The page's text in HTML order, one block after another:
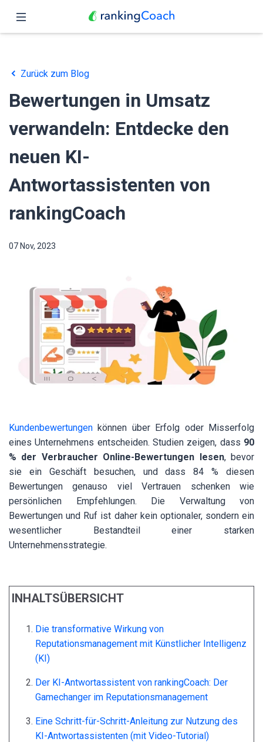
Funktionen
Preise
Partner
Blog
Deutsch
Zurück zum Blog
Bewertungen in Umsatz
verwandeln: Entdecke den
neuen KI-
Antwortassistenten von
rankingCoach
07 Nov, 2023
Kundenbewertungen können über Erfolg oder Misserfolg
eines Unternehmens entscheiden. Studien zeigen, dass 90
% der Verbraucher Online-Bewertungen lesen, bevor
sie ein Geschäft besuchen, und dass 84 % diesen
Bewertungen genauso viel Vertrauen schenken wie
persönlichen Empfehlungen. Die Verwaltung von
Bewertungen und Ruf ist daher kein optionaler, sondern ein
wesentlicher Bestandteil einer starken
Unternehmensstrategie.
INHALTSÜBERSICHT
Die transformative Wirkung von
Reputationsmanagement mit Künstlicher Intelligenz
(KI)
Der KI-Antwortassistent von rankingCoach: Der
Gamechanger im Reputationsmanagement
Eine Schritt-für-Schritt-Anleitung zur Nutzung des
KI-Antwortassistenten (mit Video-Tutorial)